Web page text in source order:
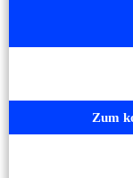
​Zum